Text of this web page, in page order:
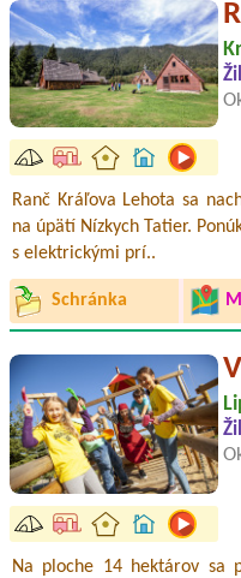
Ranč Kráľova Lehota sa
na úpätí Nízkych Tatier.
s elektrickými prí..
Schránka
Na ploche 14 hektárov sa